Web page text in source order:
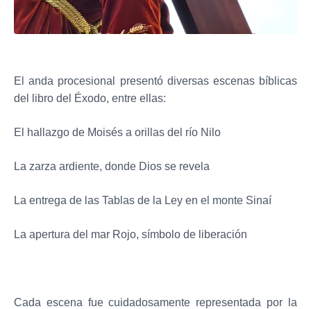
El anda procesional presentó diversas escenas bíblicas
del libro del Éxodo, entre ellas:
El hallazgo de Moisés a orillas del río Nilo
La zarza ardiente, donde Dios se revela
La entrega de las Tablas de la Ley en el monte Sinaí
La apertura del mar Rojo, símbolo de liberación
Cada escena fue cuidadosamente representada por la